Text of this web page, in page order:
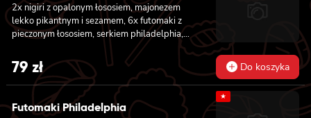
2x nigiri z opalonym łososiem, majonezem
lekko pikantnym i sezamem, 6x futomaki z
pieczonym łososiem, serkiem philadelphia,
awokado, ogórkiem, kanpyo, sałatą, sosem
teriyaki i sezamem, 8x california z krewetką
w tempurze, majonezem lekko pikantnym,
ogórkiem, sezamem i masago, 8x hosomaki z
batatem w tempurze
79 zł Do koszyka
Futomaki Philadelphia
★